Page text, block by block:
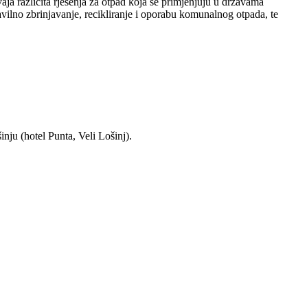
zbrinjavanje, recikliranje i oporabu komunalnog otpada, te
(hotel Punta, Veli Lošinj).